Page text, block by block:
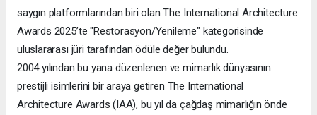
saygın platformlarından biri olan The International Architecture
Awards 2025’te "Restorasyon/Yenileme" kategorisinde
uluslararası jüri tarafından ödüle değer bulundu.
2004 yılından bu yana düzenlenen ve mimarlık dünyasının
prestijli isimlerini bir araya getiren The International
Architecture Awards (IAA), bu yıl da çağdaş mimarlığın önde